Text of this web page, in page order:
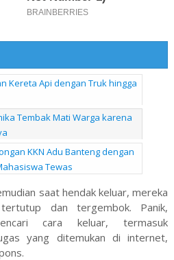
Kereta Api dengan Truk hingga
Tembak Mati Warga karena
KKN Adu Banteng dengan
Tewas
saat hendak keluar, mereka
dan tergembok. Panik,
cara keluar, termasuk
yang ditemukan di internet,